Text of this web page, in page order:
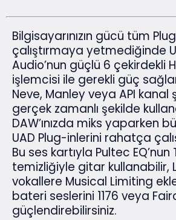
Bilgisayarınızın gücü tüm
çalıştırmaya yetmediğinde
Audio’nun güçlü 6 çekirdekli
işlemcisi ile gerekli güç
Neve, Manley veya API kanal
gerçek zamanlı şekilde
DAW’ınızda miks yaparken
UAD Plug-inlerini rahatça
Bu ses kartıyla Pultec EQ’nun
temizliğiyle gitar kullanabilir,
vokallere Musical Limiting
bateri seslerini 1176 veya
güçlendirebilirsiniz.